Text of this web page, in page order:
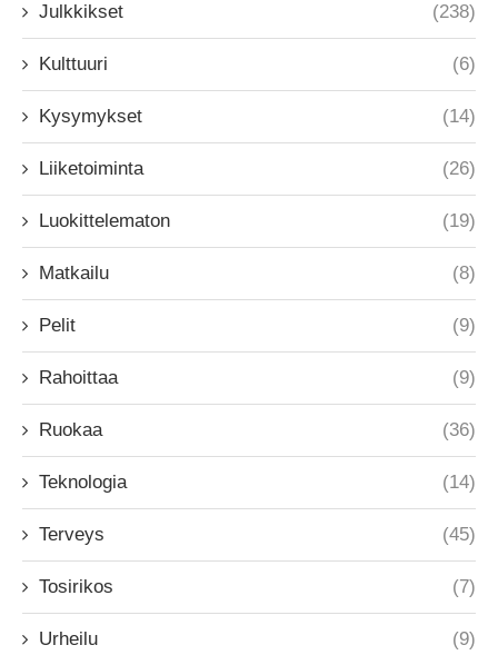
Julkkikset (238)
Kulttuuri (6)
Kysymykset (14)
Liiketoiminta (26)
Luokittelematon (19)
Matkailu (8)
Pelit (9)
Rahoittaa (9)
Ruokaa (36)
Teknologia (14)
Terveys (45)
Tosirikos (7)
Urheilu (9)